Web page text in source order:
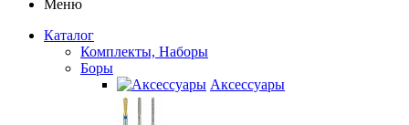
Меню
Каталог
Комплекты, Наборы
Боры
Аксессуары